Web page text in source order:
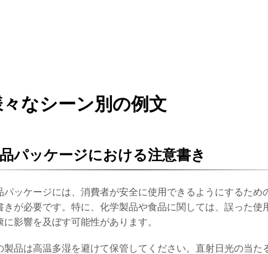
なシーン別の例文
パッケージにおける注意書き
パッケージには、消費者が安全に使用できるようにするため
きが必要です。特に、化学製品や食品に関しては、誤った使
に影響を及ぼす可能性があります。
製品は高温多湿を避けて保管してください。直射日光の当た